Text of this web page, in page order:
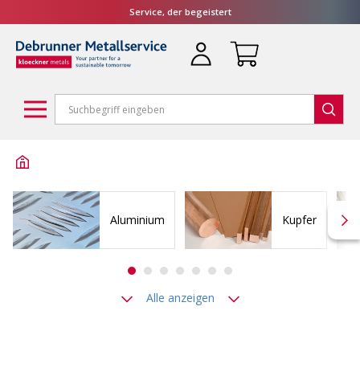
Service, der begeistert
Aluminium Kupfer
Alle anzeigen